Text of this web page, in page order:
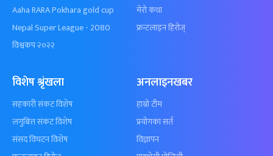
Aaha RARA Pokhara gold cup
Nepal Super League - 2080
विश्वकप २०२२
मेरो कथा
फ्रन्टलाइन हिरोज्
विशेष श्रृंखला
सहकारी संकट विशेष
लगुबित्त संकट विशेष
संसद विघटन विशेष
अनलाइनखबर
हाम्रो टीम
प्रयोगका सर्त
विज्ञापन